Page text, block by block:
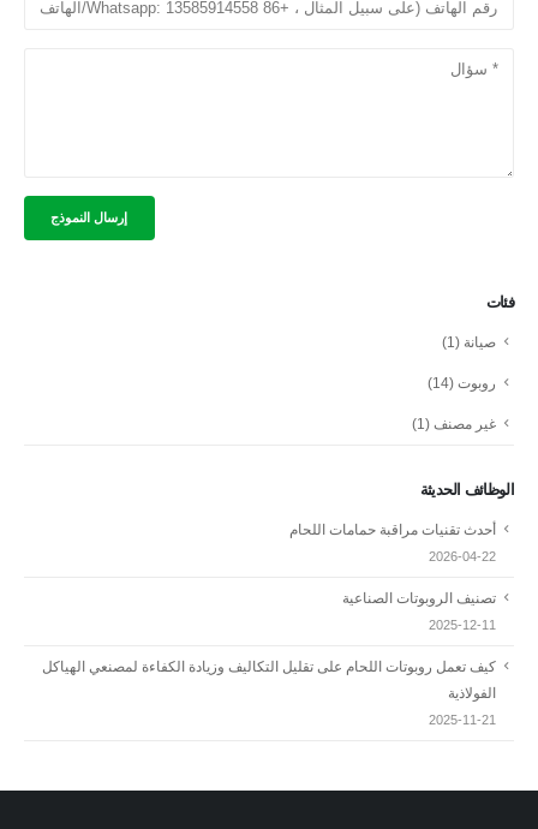
فئات
صيانة (1)
روبوت (14)
غير مصنف (1)
الوظائف الحديثة
أحدث تقنيات مراقبة حمامات اللحام
2026-04-22
تصنيف الروبوتات الصناعية
2025-12-11
كيف تعمل روبوتات اللحام على تقليل التكاليف وزيادة الكفاءة لمصنعي الهياكل
الفولاذية
2025-11-21